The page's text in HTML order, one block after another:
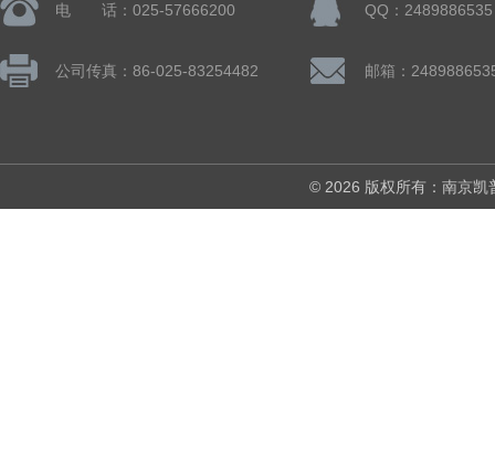
电 话：025-57666200 QQ：2489886535
公司传真：86-025-83254482 邮箱：
© 2026 版权所有：南京